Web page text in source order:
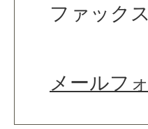
ファック
メールフ